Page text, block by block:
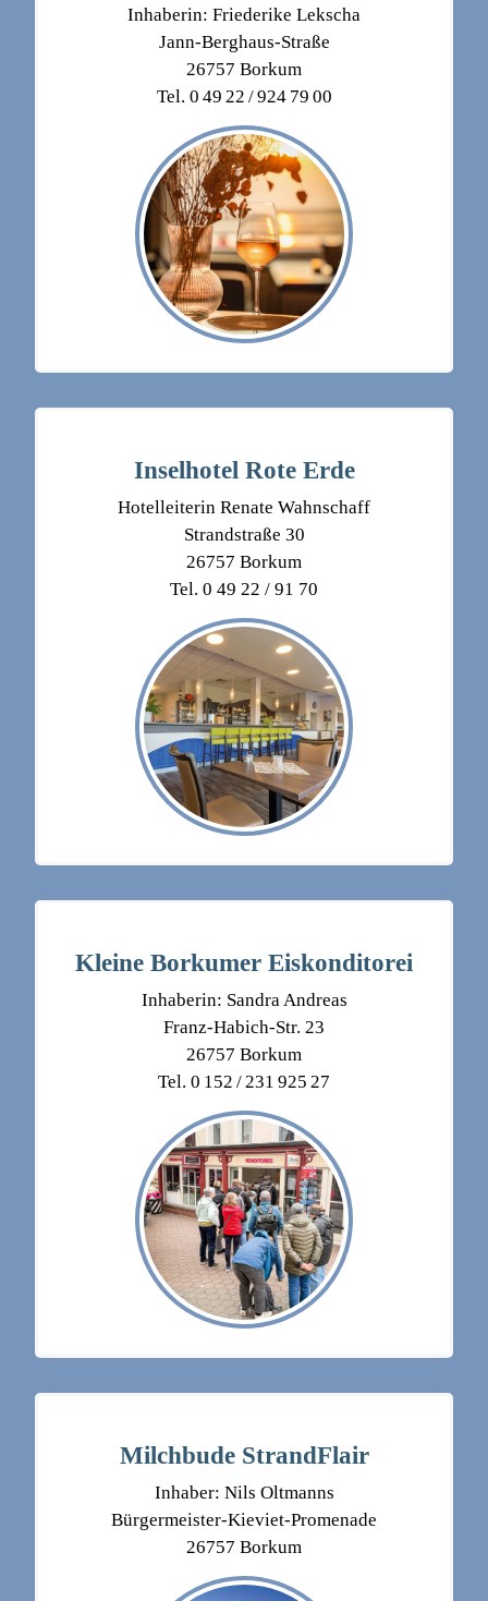
Inhaberin: Friederike Lekscha
Jann-Berghaus-Straße
26757 Borkum
Tel. 0 49 22 / 924 79 00
Inselhotel Rote Erde
Hotelleiterin Renate Wahnschaff
Strandstraße 30
26757 Borkum
Tel. 0 49 22 / 91 70
Kleine Borkumer Eiskonditorei
Inhaberin: Sandra Andreas
Franz-Habich-Str. 23
26757 Borkum
Tel. 0 152 / 231 925 27
Milchbude StrandFlair
Inhaber: Nils Oltmanns
Bürgermeister-Kieviet-Promenade
26757 Borkum